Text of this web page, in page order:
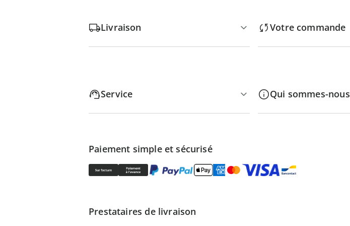
Livraison Votre commande
Service Qui sommes-nous
Paiement simple et sécurisé
Prestataires de livraison